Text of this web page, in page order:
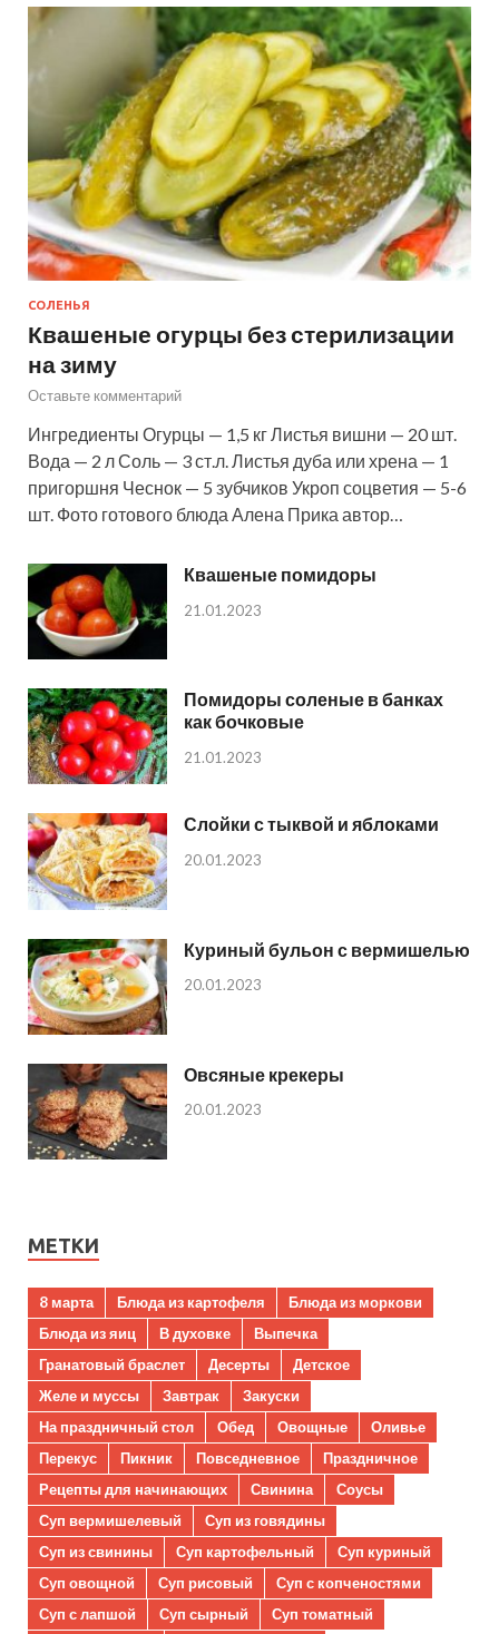
СОЛЕНЬЯ
Квашеные огурцы без стерилизации
на зиму
Оставьте комментарий
Ингредиенты Огурцы — 1,5 кг Листья вишни — 20 шт.
Вода — 2 л Соль — 3 ст.л. Листья дуба или хрена — 1
пригоршня Чеснок — 5 зубчиков Укроп соцветия — 5-6
шт. Фото готового блюда Алена Прика автор…
Квашеные помидоры
21.01.2023
Помидоры соленые в банках
как бочковые
21.01.2023
Слойки с тыквой и яблоками
20.01.2023
Куриный бульон с вермишелью
20.01.2023
Овсяные крекеры
20.01.2023
МЕТКИ
8 марта Блюда из картофеля
Блюда из моркови
Блюда из яиц
В духовке
Выпечка
Гранатовый браслет
Десерты
Детское
Желе и муссы
Завтрак
Закуски
На праздничный стол
Обед Овощные
Оливье
Перекус
Пикник Повседневное
Праздничное
Рецепты для начинающих
Свинина
Соусы
Суп вермишелевый
Суп из говядины
Суп из свинины
Суп картофельный
Суп куриный
Суп овощной
Суп рисовый
Суп с копченостями
Суп с лапшой
Суп сырный
Суп томатный